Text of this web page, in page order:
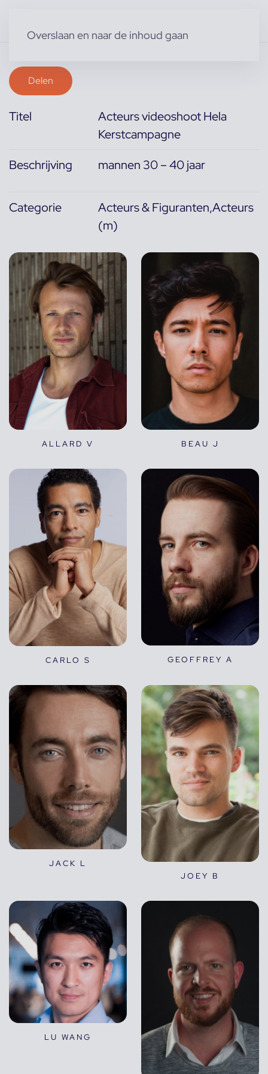
Overslaan en naar de inhoud gaan
Delen
Titel
Acteurs videoshoot Hela
Kerstcampagne
Beschrijving
mannen 30 – 40 jaar
Categorie
Acteurs & Figuranten,Acteurs
(m)
ALLARD V BEAU J
CARLO S GEOFFREY A
JACK L
JOEY B
LU WANG